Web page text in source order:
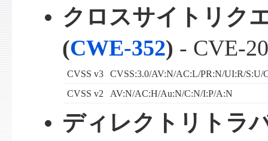
クロスサイトリク
(CWE-352) - CVE-
CVSS v3
CVSS:3.0/AV:N/AC:L/PR:N/UI:R/S:U/
CVSS v2
AV:N/AC:H/Au:N/C:N/I:P/A:N
ディレクトリトラ